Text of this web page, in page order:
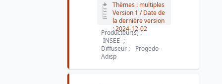
Thèmes : multiples
Version 1 / Date de
la dernière version
:2024-12-02
Producteur(s) :
INSEE ;
Diffuseur :
Progedo-
Adisp